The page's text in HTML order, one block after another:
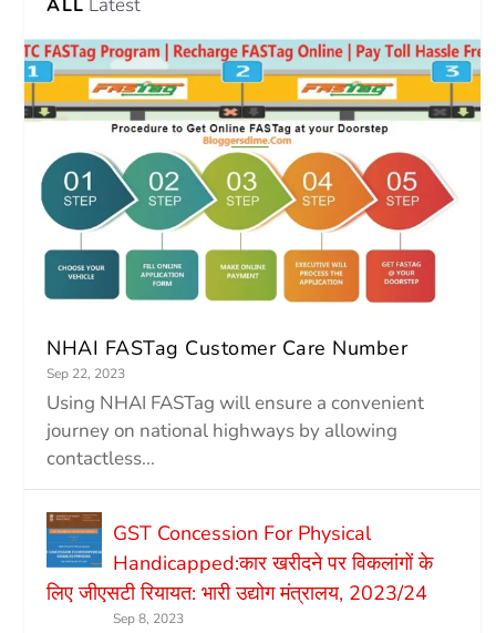
ALL
NHAI FASTag Customer Care Number
Sep 22, 2023
Using NHAI FASTag will ensure a convenient
journey on national highways by allowing
contactless...
GST Concession For Physical
Handicapped:कार खरीदने पर विकलांगों के
लिए जीएसटी रियायत: भारी उद्योग मंत्रालय, 2023/24
Sep 8, 2023